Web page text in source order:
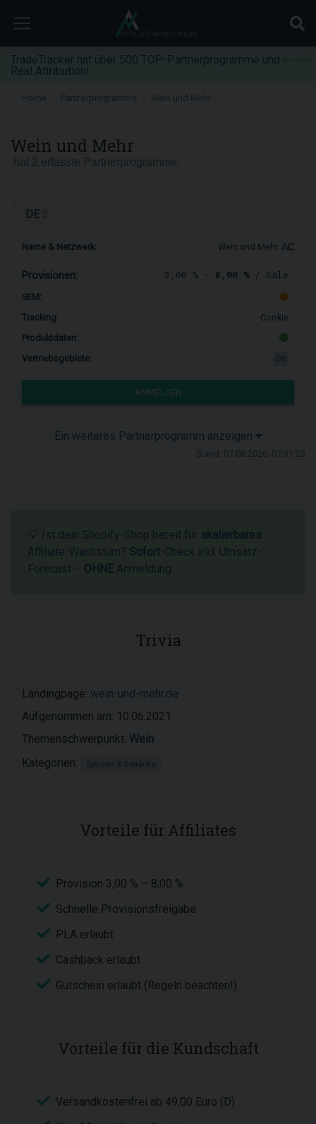
TradeTracker hat über 500 TOP-Partnerprogramme und
Real Attribution!
Home Partnerprogramme
Wein und Mehr
DE
Name & Netzwerk: Wein und Mehr
Provisionen: 3,00 % - 8,00 % / Sale
SEM:
Tracking:
Cookie
Produktdaten:
Vertriebsgebiete:
ANMELDEN
Ein weiteres Partnerprogramm anzeigen
💡 Ist dein Shopify-Shop bereit für skalierbares
Affiliate-Wachstum? Sofort-Check inkl. Umsatz-
Forecast – OHNE Anmeldung.
Trivia
Landingpage: wein-und-mehr.de
Aufgenommen am: 10.06.2021
Themenschwerpunkt: Wein
Kategorien:
Speisen & Getränke
Vorteile für Affiliates
Provision 3,00 % – 8,00 %
Schnelle Provisionsfreigabe
PLA erlaubt
Cashback erlaubt
Gutschein erlaubt (Regeln beachten!)
Vorteile für die Kundschaft
Versandkostenfrei ab 49,00 Euro (D)